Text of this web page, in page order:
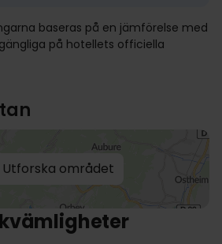
baseras på en jämförelse med
på hotellets officiella
Utforska området